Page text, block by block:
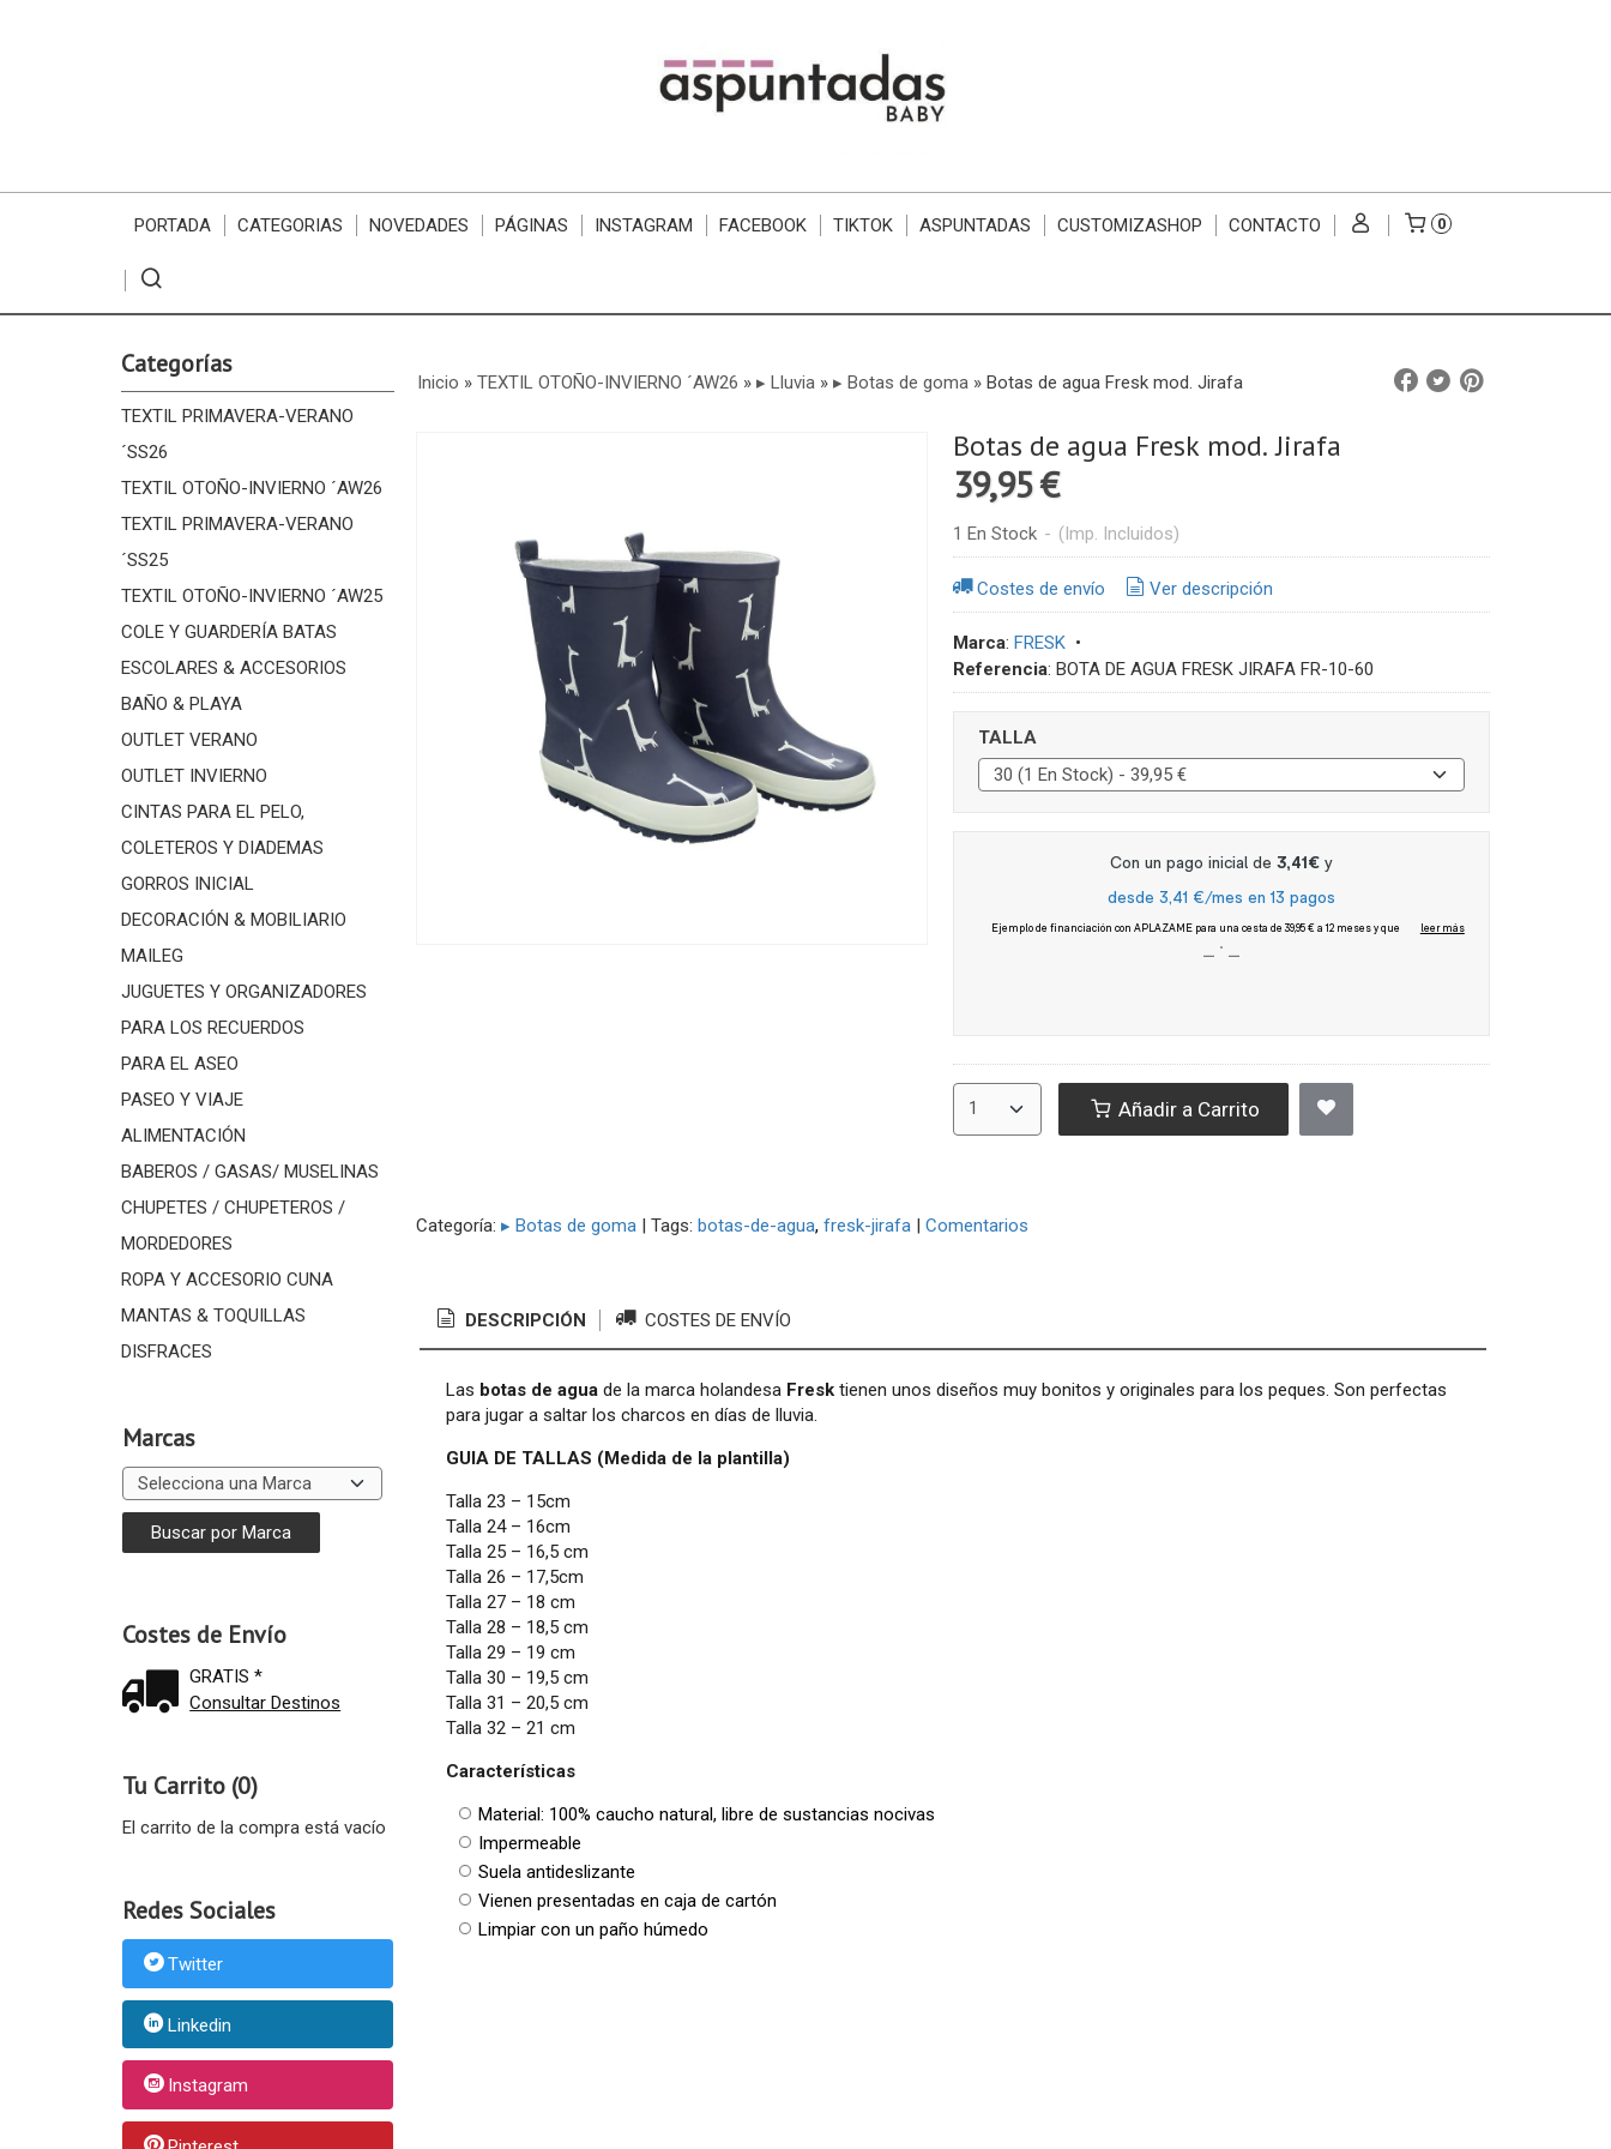
PORTADA CATEGORIAS NOVEDADES PÁGINAS INSTAGRAM FACEBOOK TIKTOK ASPUNTADAS CUSTOMIZASHOP CONTACTO 0
Categorías
TEXTIL PRIMAVERA-VERANO
´SS26
TEXTIL OTOÑO-INVIERNO ´AW26
TEXTIL PRIMAVERA-VERANO
´SS25
TEXTIL OTOÑO-INVIERNO ´AW25
COLE Y GUARDERÍA BATAS
ESCOLARES & ACCESORIOS
BAÑO & PLAYA
OUTLET VERANO
OUTLET INVIERNO
CINTAS PARA EL PELO,
COLETEROS Y DIADEMAS
GORROS INICIAL
DECORACIÓN & MOBILIARIO
MAILEG
JUGUETES Y ORGANIZADORES
PARA LOS RECUERDOS
PARA EL ASEO
PASEO Y VIAJE
ALIMENTACIÓN
BABEROS / GASAS/ MUSELINAS
CHUPETES / CHUPETEROS /
MORDEDORES
ROPA Y ACCESORIO CUNA
MANTAS & TOQUILLAS
DISFRACES
Marcas
Costes de Envío
GRATIS *
Consultar Destinos
Tu Carrito (0)
El carrito de la compra está vacío
Redes Sociales
Twitter
Linkedin
Instagram
Inicio » TEXTIL OTOÑO-INVIERNO ´AW26 » ▸ Lluvia» ▸ Botas de goma» Botas de agua Fresk mod. Jirafa
Botas de agua Fresk mod. Jirafa
39,95 €
1 En Stock - (Imp. Incluidos)
Costes de envío Ver descripción
Marca: FRESK•
Referencia: BOTA DE AGUA FRESK JIRAFA FR-10-60
TALLA
Añadir a Carrito
Categoría: ▸ Botas de goma| Tags: botas-de-agua fresk-jirafa | Comentarios
DESCRIPCIÓN COSTES DE ENVÍO
Las botas de agua de la marca holandesa Fresk tienen unos diseños muy bonitos y originales para los peques. Son perfectas
para jugar a saltar los charcos en días de lluvia.
GUIA DE TALLAS (Medida de la plantilla)
Talla 23 – 15cm
Talla 24 – 16cm
Talla 25 – 16,5 cm
Talla 26 – 17,5cm
Talla 27 – 18 cm
Talla 28 – 18,5 cm
Talla 29 – 19 cm
Talla 30 – 19,5 cm
Talla 31 – 20,5 cm
Talla 32 – 21 cm
Características
Material: 100% caucho natural, libre de sustancias nocivas
Impermeable
Suela antideslizante
Vienen presentadas en caja de cartón
Limpiar con un paño húmedo